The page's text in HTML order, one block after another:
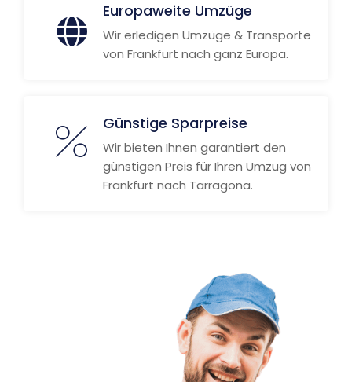
Europaweite Umzüge
Wir erledigen Umzüge & Transporte
von Frankfurt nach ganz Europa.
Günstige Sparpreise
Wir bieten Ihnen garantiert den
günstigen Preis für Ihren Umzug von
Frankfurt nach Tarragona.